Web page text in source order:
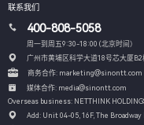
联系我们
400-808-5058
周一到周五9:30-18:00 (北京时间）
广州市黄埔区科学大道18号芯大厦
商务合作: marketing@sinontt.com
媒体合作: media@sinontt.com
Overseas business: NETTHINK
Add: Unit 04-05, 16F, The Broadway